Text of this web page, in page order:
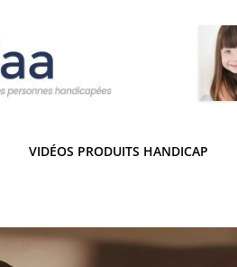
VIDÉOS PRODUITS HANDICAP